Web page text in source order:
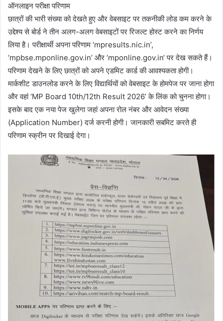
ऑनलाइन परीक्षा परिणाम
छात्रों की भारी संख्या को देखते हुए और वेबसाइट पर तकनीकी लोड कम करने के
उद्देश्य से बोर्ड ने तीन अलग-अलग वेबसाइटों पर रिजल्ट होस्ट करने का निर्णय
लिया है। परीक्षार्थी अपना परिणाम ‘mpresults.nic.in’,
‘mpbse.mponline.gov.in’ और ‘mponline.gov.in‘ पर देख सकते हैं।
परिणाम देखने के लिए छात्रों को अपने एडमिट कार्ड की आवश्यकता होगी।
मार्कशीट डाउनलोड करने के लिए विद्यार्थियों को वेबसाइट के होमपेज पर जाना होगा
और वहां ‘MP Board 10th/12th Result 2026’ के लिंक को चुनना होगा।
इसके बाद एक नया पेज खुलेगा जहां अपना रोल नंबर और आवेदन संख्या
(Application Number) दर्ज करनी होगी। जानकारी सबमिट करते ही
परिणाम स्क्रीन पर दिखाई देगा।